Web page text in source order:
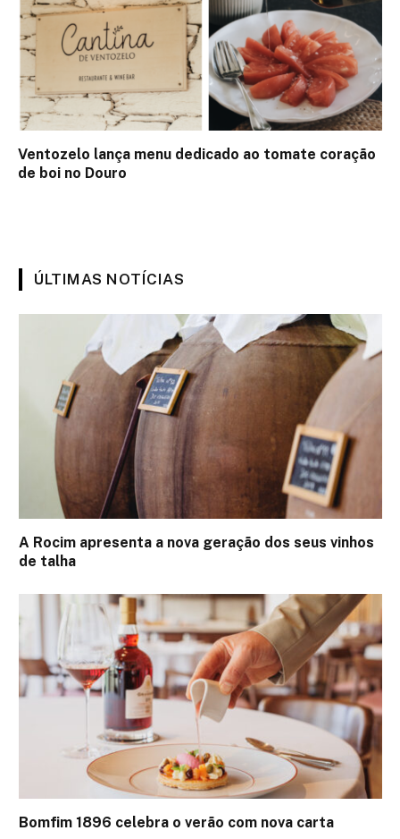
Ventozelo lança menu dedicado ao tomate coração
de boi no Douro
ÚLTIMAS NOTÍCIAS
A Rocim apresenta a nova geração dos seus vinhos
de talha
Bomfim 1896 celebra o verão com nova carta